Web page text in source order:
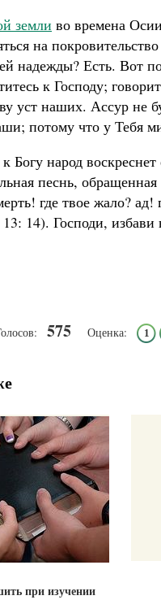
земли во времена
на
надежды? Есть. Вот
к Господу;
уст наших. Ассур не
потому что у Тебя
Богу народ
песнь,
где твое жало?
14). Господи, избави
575 Оценка: 1
при изучении